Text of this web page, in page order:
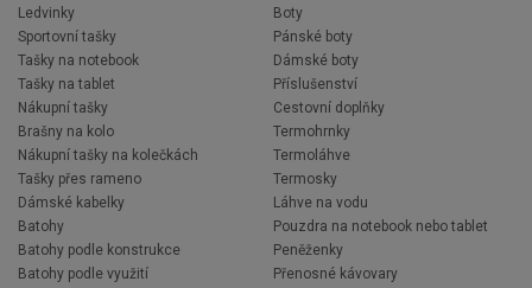
Ledvinky
Sportovní tašky
Tašky na notebook
Tašky na tablet
Nákupní tašky
Brašny na kolo
Nákupní tašky na kolečkách
Tašky přes rameno
Dámské kabelky
Batohy
Batohy podle konstrukce
Batohy podle využití
Boty
Pánské boty
Dámské boty
Příslušenství
Cestovní doplňky
Termohrnky
Termoláhve
Termosky
Láhve na vodu
Pouzdra na notebook nebo tablet
Peněženky
Přenosné kávovary